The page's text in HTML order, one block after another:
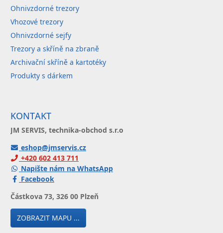
Ohnivzdorné trezory
Vhozové trezory
Ohnivzdorné sejfy
Trezory a skříně na zbraně
Archivační skříně a kartotéky
Produkty s dárkem
KONTAKT
JM SERVIS, technika-obchod s.r.o
eshop@jmservis.cz
+420 602 413 711
Napište nám na WhatsApp
Facebook
Částkova 73, 326 00 Plzeň
ZOBRAZIT MAPU ...